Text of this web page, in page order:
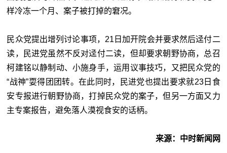
样冷冻一个月、案子被打掉的窘况。
民众党提出增列讨论事项，21日加开院会并要求然后迳付二
读，民进党虽然不反对迳付二读，但却要求朝野协商，总召
柯建铭以静制动、小施身手，运用议事技巧，又把民众党的
“战神”耍得团团转。在此同时，民进党也提出要求就23日食
安专报进行朝野协商，打掉民众党的案子，但另一方面又力
主专案报告，避免落人漠视食安的话柄。
来源：中时新闻网